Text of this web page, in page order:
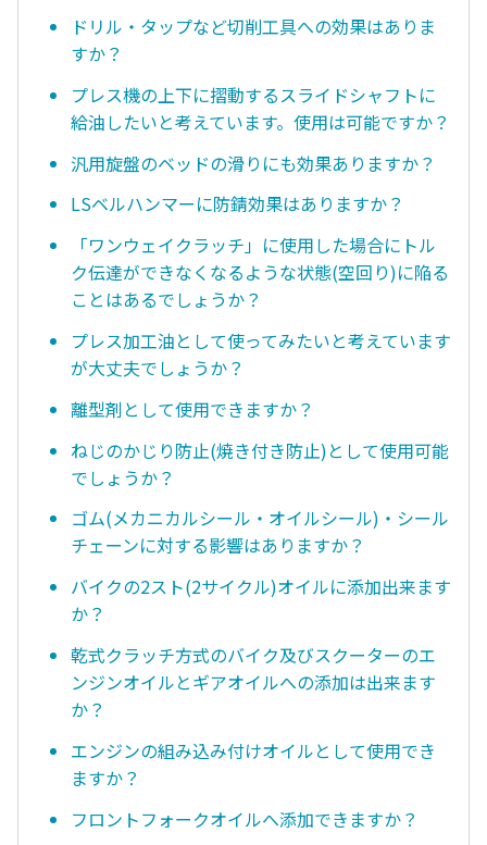
ドリル・タップなど切削工具への効果はありま
すか？
プレス機の上下に摺動するスライドシャフトに
給油したいと考えています。使用は可能ですか？
汎用旋盤のベッドの滑りにも効果ありますか？
LSベルハンマーに防錆効果はありますか？
「ワンウェイクラッチ」に使用した場合にトル
ク伝達ができなくなるような状態(空回り)に陥る
ことはあるでしょうか？
プレス加工油として使ってみたいと考えています
が大丈夫でしょうか？
離型剤として使用できますか？
ねじのかじり防止(焼き付き防止)として使用可能
でしょうか？
ゴム(メカニカルシール・オイルシール)・シール
チェーンに対する影響はありますか？
バイクの2スト(2サイクル)オイルに添加出来ます
か？
乾式クラッチ方式のバイク及びスクーターのエ
ンジンオイルとギアオイルへの添加は出来ます
か？
エンジンの組み込み付けオイルとして使用でき
ますか？
フロントフォークオイルへ添加できますか？